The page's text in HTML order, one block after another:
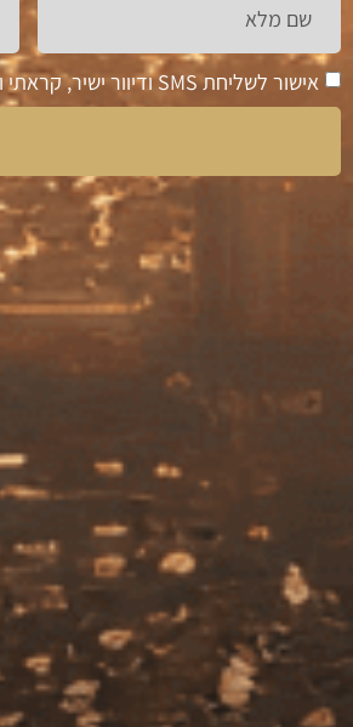
אישור לשליחת SMS ודיוור ישיר, קראתי ואני מאשר/ת את מדיניות הפרטיות של אתר זה